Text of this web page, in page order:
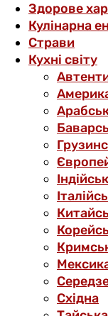
Здорове
Кулінарна
Страви
Кухні світу
Східна